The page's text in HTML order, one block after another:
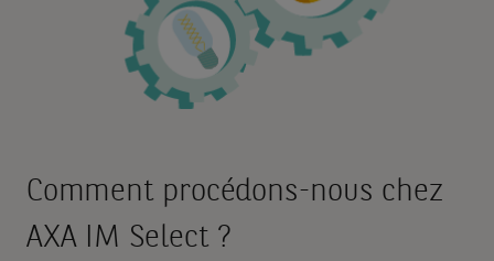
Comment procédons-nous chez
AXA IM Select ?